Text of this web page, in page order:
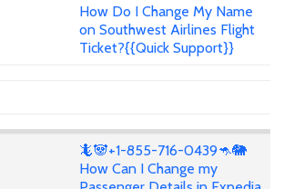
How Do I Change My Name
on Southwest Airlines Flight
Ticket?{{Quick Support}}
🦎🐼+1-855-716-0439🦘🐘
How Can I Change my